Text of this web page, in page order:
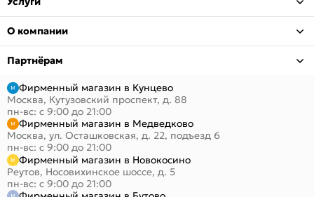
О компании
Партнёрам
Фирменный магазин в Кунцево
Москва, Кутузовский проспект, д. 88
пн-вс: с 9:00 до 21:00
Фирменный магазин в Медведково
Москва, ул. Осташковская, д. 22, подъезд 6
пн-вс: с 9:00 до 21:00
Фирменный магазин в Новокосино
Реутов, Носовихинское шоссе, д. 5
пн-вс: с 9:00 до 21:00